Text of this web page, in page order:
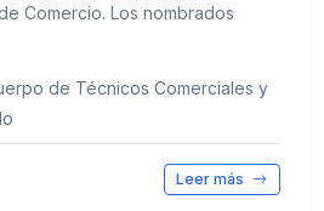
Comercio. Los nombrados
de Técnicos Comerciales y
Leer más